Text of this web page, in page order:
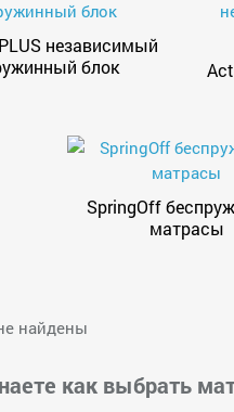
независимый
блок
SpringOff
матрасы
найдены
как выбрать